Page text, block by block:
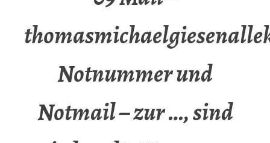
Notnummer und
Notmail – zur …, sind